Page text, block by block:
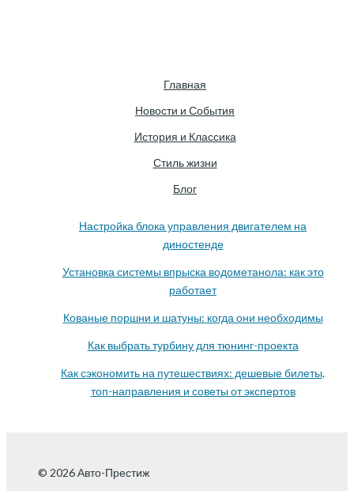
Главная
Новости и События
История и Классика
Стиль жизни
Блог
Настройка блока управления двигателем на
диностенде
Установка системы впрыска водометанола: как это
работает
Кованые поршни и шатуны: когда они необходимы
Как выбрать турбину для тюнинг-проекта
Как сэкономить на путешествиях: дешевые билеты,
топ-направления и советы от экспертов
© 2026 Авто-Престиж